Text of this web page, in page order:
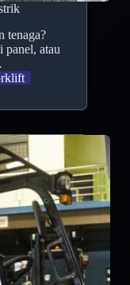
tenaga?
panel, atau